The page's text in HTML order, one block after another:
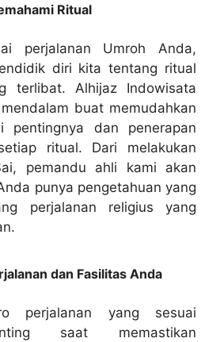
Ritual
perjalanan Umroh Anda,
diri kita tentang ritual
terlibat. Alhijaz Indowisata
buat memudahkan
pentingnya dan penerapan
ritual. Dari melakukan
pemandu ahli kami akan
punya pengetahuan yang
perjalanan religius yang
dan Fasilitas Anda
perjalanan yang sesuai
saat memastikan